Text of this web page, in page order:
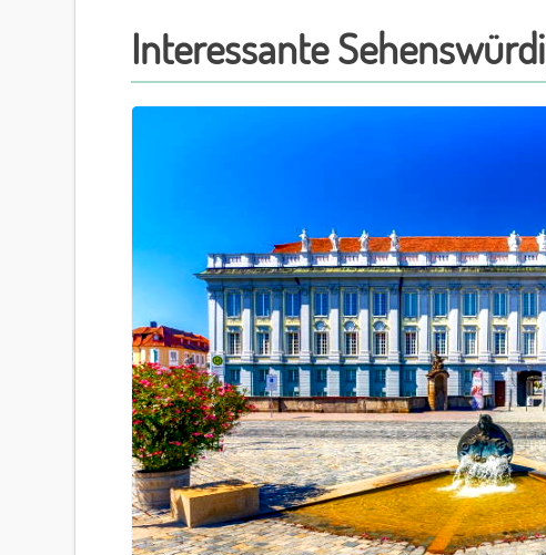
Interessante